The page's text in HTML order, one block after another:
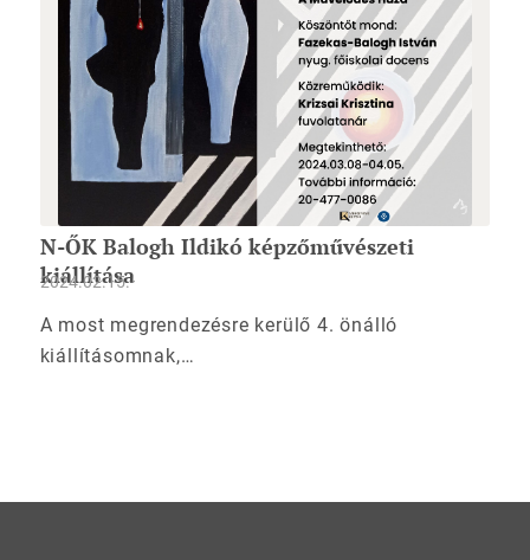
N-ŐK Balogh Ildikó képzőművészeti
kiállítása
2024.02.15.
A most megrendezésre kerülő 4. önálló
kiállításomnak,…